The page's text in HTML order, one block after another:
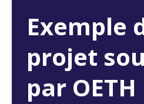
Exemple
projet
par OETH